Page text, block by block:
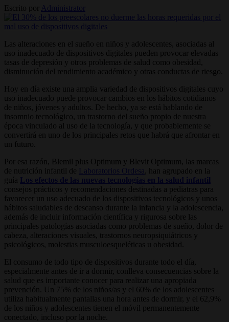
Escrito por Administrator
Las alteraciones en el sueño en niños y adolescentes, asociadas al
uso inadecuado de dispositivos digitales pueden provocar elevadas
tasas de depresión y otros problemas de salud como obesidad,
disminución del rendimiento académico y otras conductas de riesgo.
Hoy en día existe una amplia variedad de dispositivos digitales cuyo
uso inadecuado puede provocar cambios en los hábitos cotidianos
de niños, jóvenes y adultos. De hecho, ya se está hablando de
insomnio tecnológico, un trastorno del sueño propio de nuestra
época vinculado al uso de la tecnología, y que probablemente se
convertirá en uno de los principales retos que habrá que afrontar en
un futuro.
Por esa razón, Blemil plus Optimum y Blevit Optimum, las marcas
de nutrición infantil de Laboratorios Ordesa , han agrupado en la
guía Los efectos de las nuevas tecnologías en la salud infantil
consejos prácticos y recomendaciones destinadas a pediatras para
favorecer un uso adecuado de los dispositivos tecnológicos y unos
hábitos saludables de descanso durante la infancia y la adolescencia,
además de incluir información científica y rigurosa sobre las
principales patologías asociadas como problemas de sueño, dolor de
cabeza, alteraciones visuales, trastornos neuropsiquiátricos y
psicológicos, molestias musculoesqueléticas u obesidad.
El consumo de todo tipo de dispositivos durante todo el día,
especialmente antes de ir a dormir, conlleva consecuencias sobre la
salud que es importante conocer para realizar una apropiada
prevención. Un 75% de los niños/as y el 60% de los adolescentes
utiliza habitualmente pantallas una hora antes de dormir, y el 62,9%
de los niños y adolescentes tienen el móvil permanentemente
conectado, incluso por la noche.